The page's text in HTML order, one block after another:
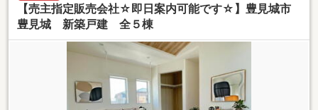
【売主指定販売会社☆即日案内可能です☆】豊見城市
豊見城 新築戸建 全５棟